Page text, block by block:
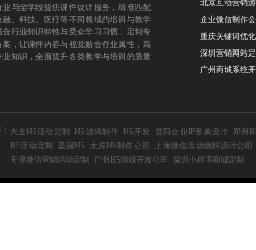
业与全学段提供课件设计服务，精准匹配
融、科技、医疗等不同领域的培训与教学
合行业知识特性与受众学习习惯，定制专
案，让课件内容与视觉贴合行业属性，高
业知识，全面提升各类教学与培训的质量
企业微信制作
深圳营销网站
广州商城系统
大连H5活动定制 H5游戏制作 H5开发 贵阳企业IP形象设计
郑州
H5活动定制
圣诞H5 太原H5制作公司
上海微信活动物料设计公司
天津微信营销活动定制
广州H5游戏开发公司 深圳小程序商城定制